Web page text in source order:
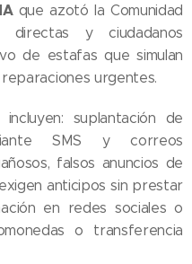
que azotó la Comunidad
directas y ciudadanos
de estafas que simulan
urgentes.
suplantación de
SMS y correos
falsos anuncios de
anticipos sin prestar
en redes sociales o
o transferencia